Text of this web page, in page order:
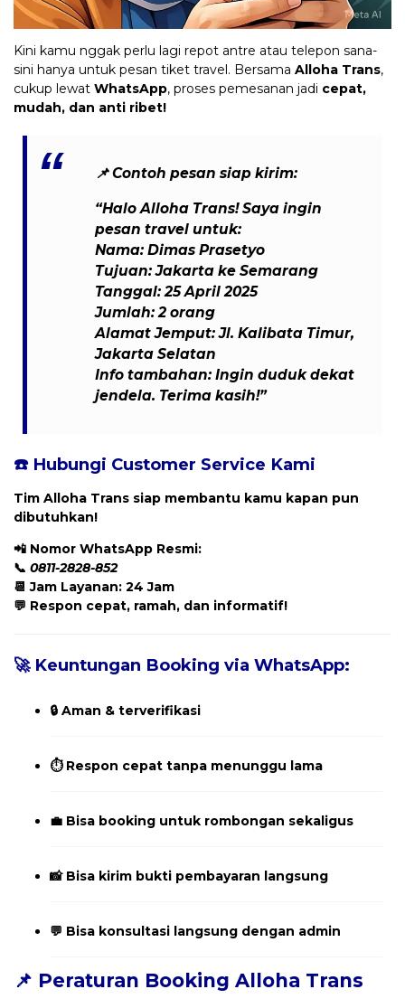
Kini kamu nggak perlu lagi repot antre atau telepon sana-
sini hanya untuk pesan tiket travel. Bersama Alloha Trans,
cukup lewat WhatsApp, proses pemesanan jadi cepat,
mudah, dan anti ribet!
📌Contoh pesan siap kirim:
“Halo Alloha Trans! Saya ingin
pesan travel untuk:
Nama: Dimas Prasetyo
Tujuan: Jakarta ke Semarang
Tanggal: 25 April 2025
Jumlah: 2 orang
Alamat Jemput: Jl. Kalibata Timur,
Jakarta Selatan
Info tambahan: Ingin duduk dekat
jendela. Terima kasih!”
☎️ Hubungi Customer Service Kami
Tim Alloha Trans siap membantu kamu kapan pun
dibutuhkan!
📲 Nomor WhatsApp Resmi:
📞 0811-2828-852
📆 Jam Layanan: 24 Jam
💬 Respon cepat, ramah, dan informatif!
🚀 Keuntungan Booking via WhatsApp:
🔒 Aman & terverifikasi
⏱️ Respon cepat tanpa menunggu lama
💼 Bisa booking untuk rombongan sekaligus
📸 Bisa kirim bukti pembayaran langsung
💬 Bisa konsultasi langsung dengan admin
📌 Peraturan Booking Alloha Trans